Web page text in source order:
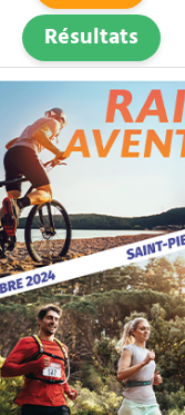
Résultats